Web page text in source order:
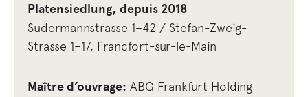
Platensiedlung, depuis 2018
Sudermannstrasse 1–42 / Stefan-Zweig-
Strasse 1–17, Francfort-sur-le-Main
Maître d’ouvrage: ABG Frankfurt Holding